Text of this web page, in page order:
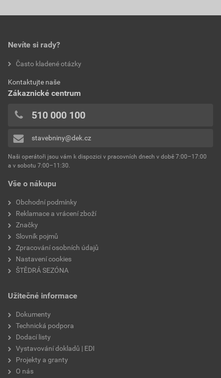
Vše o nákupu
Obchodní podmínky
Reklamace a vrácení zboží
Značky
Slovník pojmů
Zpracování osobních údajů
Nastavení cookies
ŠTĚDRÁ SEZÓNA
Užitečné informace
Dokumenty
Technická podpora
Dodací listy
Vystavování dokladů | EDI
Projekty a granty
O nás
Nevíte si rady?
Často kladené otázky
Kontaktujte naše
Zákaznické centrum
510 000 100
stavebniny@dek.cz
Naši operátoři jsou vám k dispozici v pracovních dnech v době 7:00–17:00
a v sobotu 7:00–11:30.